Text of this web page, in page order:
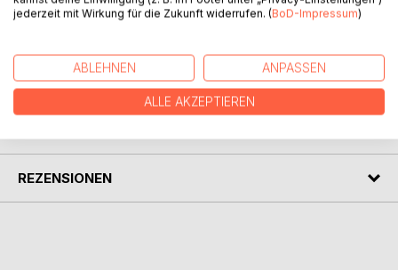
Zum Buch erscheint außerdem der offizielle gleichnamige
AUTOR/IN
REZENSIONEN
jederzeit mit Wirkung für die Zukunft widerrufen. (BoD-Impressum)
ABLEHNEN ANPASSEN
ALLE AKZEPTIEREN